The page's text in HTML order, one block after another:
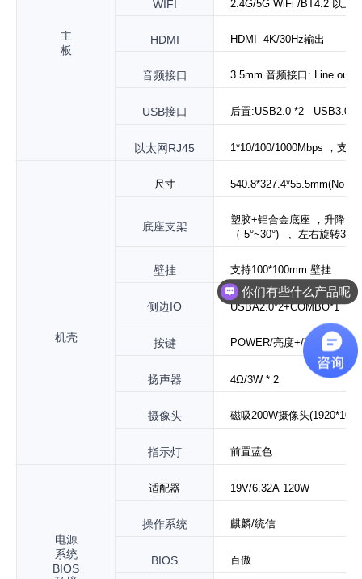
主
板
WIFI 2.4G/5G WiFi /BT4.2 以上
HDMI HDMI 4K/30Hz输出
音频接口 3.5mm 音频接口: Line
USB接口 后置:USB2.0 *2 USB3.0*2
以太网RJ45 1*10/100/1000Mbps ，支
机壳
尺寸 540.8*327.4*55.5mm(No
底座支架
塑胶+铝合金底座 ，升降
（-5°~30°) , 左右旋转30°
壁挂 支持100*100mm 壁挂
侧边IO USBA2.0*2+COMBO*1
按键 POWER/亮度+/亮度-/Panel
扬声器 4Ω/3W * 2
摄像头 磁吸200W摄像头(1920*108
指示灯 前置蓝色
电源
系统
BIOS
适配器 19V/6.32A 120W
操作系统 麒麟/统信
BIOS 百傲
你们有些什么产品呢